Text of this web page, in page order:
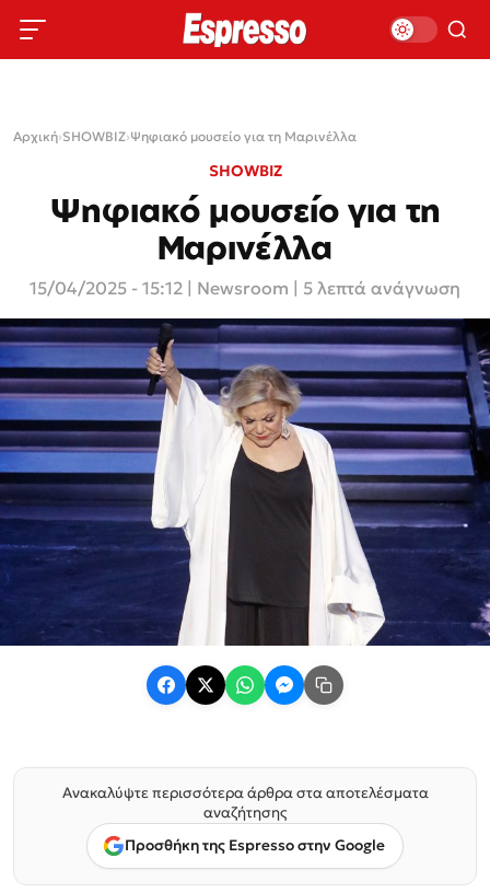
Αρχική›SHOWBIZ›Ψηφιακό μουσείο για τη Μαρινέλλα
SHOWBIZ
Ψηφιακό μουσείο για τη
Μαρινέλλα
15/04/2025 - 15:12 Newsroom | 5 λεπτά ανάγνωση
Ανακαλύψτε περισσότερα άρθρα στα αποτελέσματα
αναζήτησης
Προσθήκη της Espresso στην Google